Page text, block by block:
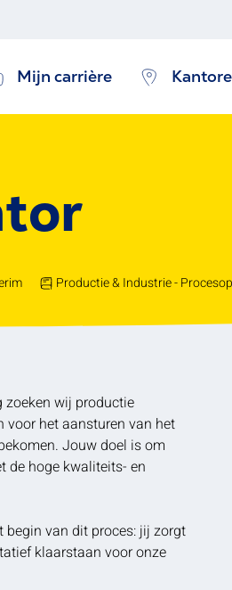
Mijn carrière
Productie & Industrie -
zoeken wij productie
voor het aansturen van het
Jouw doel is om
de hoge kwaliteits- en
van dit proces: jij zorgt
klaarstaan voor onze